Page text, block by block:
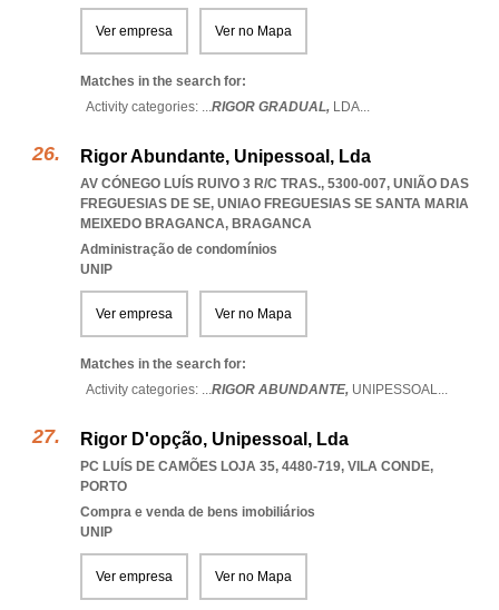
Ver empresa Ver no Mapa
Matches in the search for:
Activity categories: ...RIGOR GRADUAL, LDA...
Rigor Abundante, Unipessoal, Lda
AV CÓNEGO LUÍS RUIVO 3 R/C TRAS., 5300-007, UNIÃO DAS
FREGUESIAS DE SE, UNIAO FREGUESIAS SE SANTA MARIA
MEIXEDO BRAGANCA, BRAGANCA
Administração de condomínios
UNIP
Ver empresa Ver no Mapa
Matches in the search for:
Activity categories: ...RIGOR ABUNDANTE, UNIPESSOAL...
Rigor D'opção, Unipessoal, Lda
PC LUÍS DE CAMÕES LOJA 35, 4480-719, VILA CONDE,
PORTO
Compra e venda de bens imobiliários
UNIP
Ver empresa Ver no Mapa